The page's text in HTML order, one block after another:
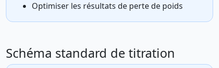
Optimiser les résultats de perte de poids
Schéma standard de titration